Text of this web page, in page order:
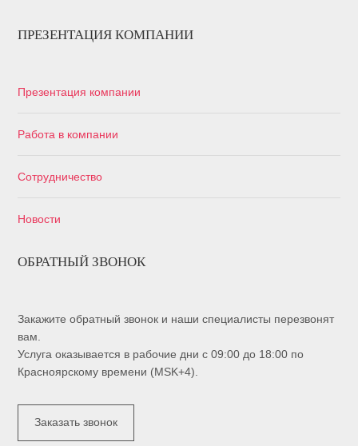
ПРЕЗЕНТАЦИЯ КОМПАНИИ
Презентация компании
Работа в компании
Сотрудничество
Новости
ОБРАТНЫЙ ЗВОНОК
Закажите обратный звонок и наши специалисты перезвонят
вам.
Услуга оказывается в рабочие дни с 09:00 до 18:00 по
Красноярскому времени (MSK+4).
Заказать звонок